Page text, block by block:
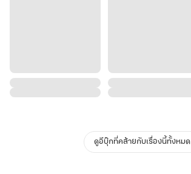
ดูอีบุ๊กที่คล้ายกับเรื่องนี้ทั้งหมด